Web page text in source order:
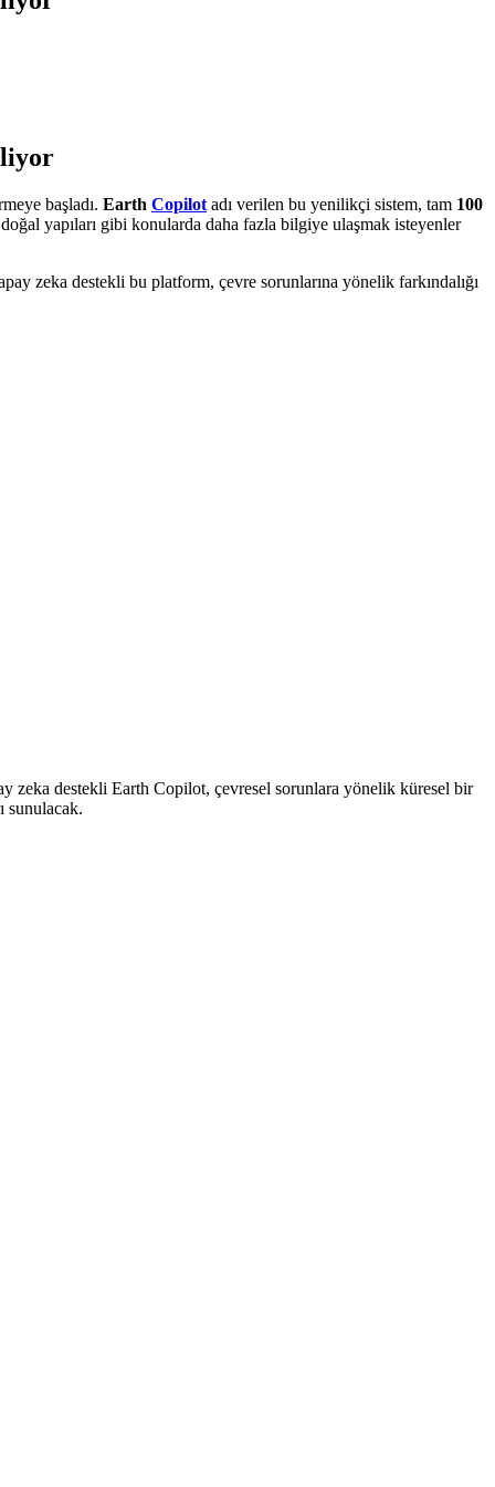
başladı. Earth Copilot adı verilen bu yenilikçi sistem, tam 100
yapıları gibi konularda daha fazla bilgiye ulaşmak isteyenler
zeka destekli bu platform, çevre sorunlarına yönelik farkındalığı
zeka destekli Earth Copilot, çevresel sorunlara yönelik küresel bir
sunulacak.